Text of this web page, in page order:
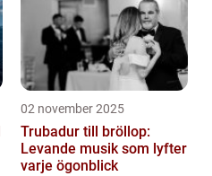
02 november 2025
Trubadur till bröllop:
Levande musik som lyfter
varje ögonblick